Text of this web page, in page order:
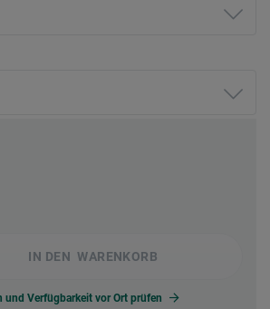
IN DEN WARENKORB
und Verfügbarkeit vor Ort prüfen